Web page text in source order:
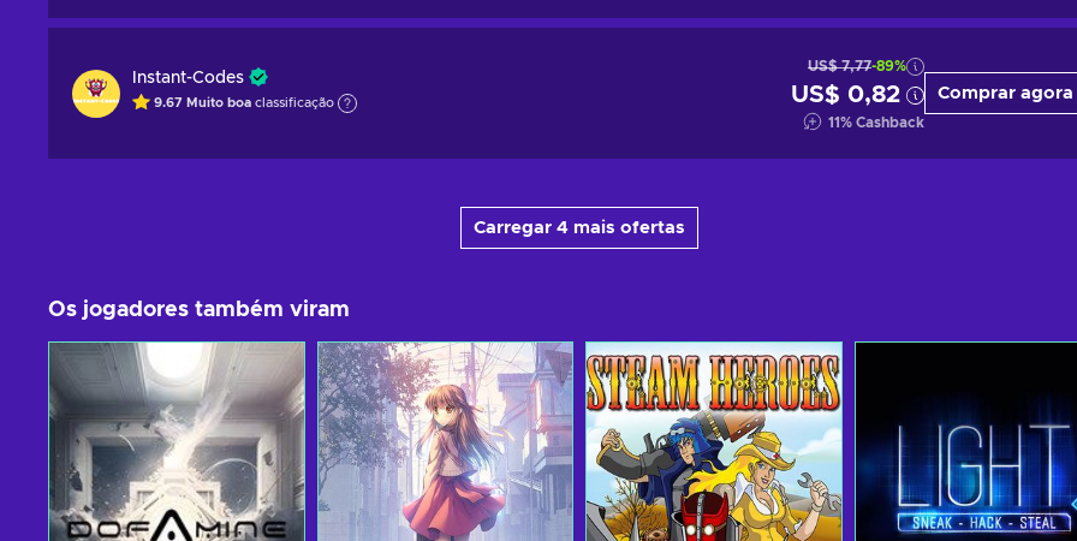
Instant-Codes
9.67 Muito boa classificação
US$ 7,77-89%
US$ 0,82
11% Cashback
Comprar agora
Carregar 4 mais ofertas
Os jogadores também viram